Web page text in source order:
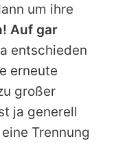
um ihre
Auf gar
entschieden
erneute
großer
ja generell
Trennung